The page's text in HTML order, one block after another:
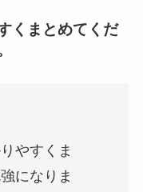
くまとめてくだ
やすくま
になりま